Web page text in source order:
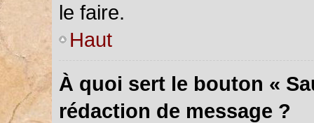
le faire.
Haut
À quoi sert le bouton «
rédaction de message ?